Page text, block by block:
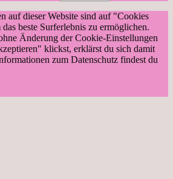
auf dieser Website sind auf "Cookies
beste Surferlebnis zu ermöglichen.
Änderung der Cookie-Einstellungen
klickst, erklärst du sich damit
zum Datenschutz findest du